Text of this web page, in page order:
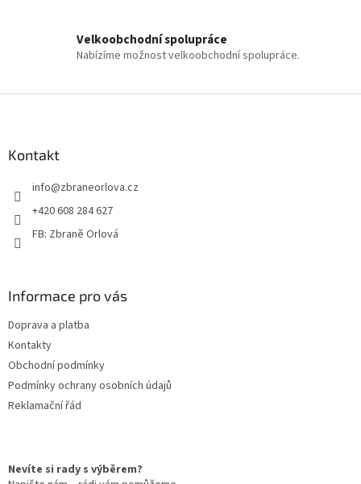
Velkoobchodní spolupráce
Nabízíme možnost velkoobchodní spolupráce.
Kontakt
info@zbraneorlova.cz
+420 608 284 627
FB: Zbraně Orlová
Informace pro vás
Doprava a platba
Kontakty
Obchodní podmínky
Podmínky ochrany osobních údajů
Reklamační řád
Nevíte si rady s výběrem?